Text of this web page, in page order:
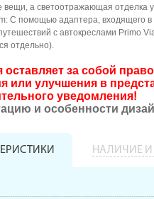
а светоотражающая отделка
С помощью адаптера, входящего
с автокреслами Primo
отдельно).
оставляет за собой
или улучшения в
уведомления!
и особенности
НАЛИЧИЕ И